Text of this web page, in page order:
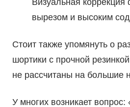
Визуальная
вырезом и высоким
Стоит также упомянуть о
шортики с прочной
не рассчитаны на большие
У многих возникает